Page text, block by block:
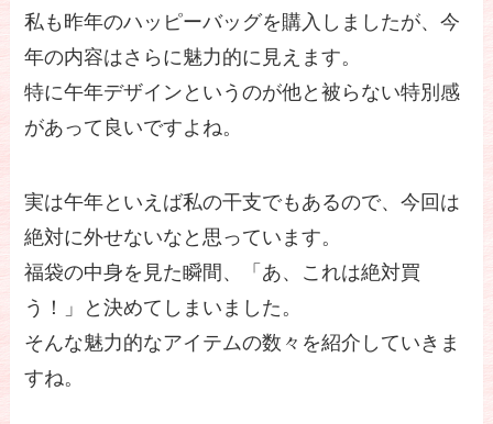
私も昨年のハッピーバッグを購入しましたが、今
年の内容はさらに魅力的に見えます。
特に午年デザインというのが他と被らない特別感
があって良いですよね。
実は午年といえば私の干支でもあるので、今回は
絶対に外せないなと思っています。
福袋の中身を見た瞬間、「あ、これは絶対買
う！」と決めてしまいました。
そんな魅力的なアイテムの数々を紹介していきま
すね。